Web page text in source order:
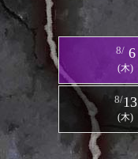
8/ 6
(木)
8/13
(木)